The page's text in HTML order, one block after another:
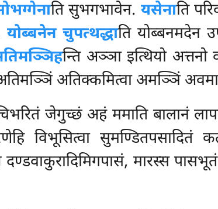
ति सुभगभावेन. यसेनाति
योब्बनेन चुपत्थद्धाति योब्बनमदेन
न्ति अञ्ञा इत्थियो अत्तनो
अतिक्कमित्वा अमञ्ञिं
जेगुच्छं अहं ममाति बालानं
विभूसित्वा सुमण्डितपसादितं
दण्डवाकुरादिमिगपासं, मारस्स